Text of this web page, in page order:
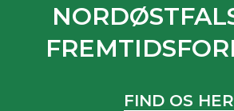
FIND OS HER